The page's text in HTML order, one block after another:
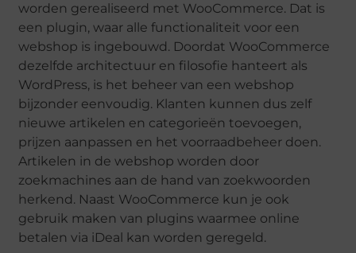
worden gerealiseerd met WooCommerce. Dat is
een plugin, waar alle functionaliteit voor een
webshop is ingebouwd. Doordat WooCommerce
dezelfde architectuur en filosofie hanteert als
WordPress, is het beheer van een webshop
bijzonder eenvoudig. Klanten kunnen dus zelf
nieuwe artikelen en categorieën toevoegen,
prijzen aanpassen en het voorraadbeheer doen.
Artikelen in de webshop worden door
zoekmachines aan de hand van zoekwoorden
herkend. Naast WooCommerce kun je ook
gebruik maken van plugins waarmee online
betalen via iDeal kan worden geregeld.